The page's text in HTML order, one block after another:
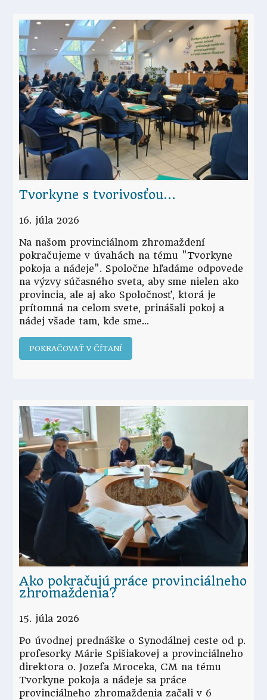
Tvorkyne s tvorivosťou…
16. júla 2026
Na našom provinciálnom zhromaždení
pokračujeme v úvahách na tému "Tvorkyne
pokoja a nádeje". Spoločne hľadáme odpovede
na výzvy súčasného sveta, aby sme nielen ako
provincia, ale aj ako Spoločnosť, ktorá je
prítomná na celom svete, prinášali pokoj a
nádej všade tam, kde sme.
POKRAČOVAŤ V ČÍTANÍ
Ako pokračujú práce provinciálneho
zhromaždenia?
15. júla 2026
Po úvodnej prednáške o Synodálnej ceste od p.
profesorky Márie Spišiakovej a provinciálneho
direktora o. Jozefa Mroceka, CM na tému
Tvorkyne pokoja a nádeje sa práce
provinciálneho zhromaždenia začali v 6